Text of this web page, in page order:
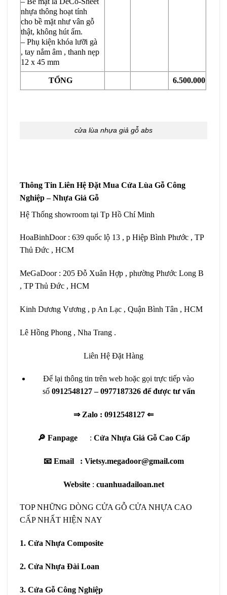
nhựa thông hoạt tính
cho bề mặt như vân gỗ
thật, không hút ẩm.
– Phụ kiện khóa lưỡi gà
, tay nắm âm , thanh nẹp
12 x 45 mm
TỔNG 6.500.000
cửa lùa nhựa giả gỗ abs
Thông Tin Liên Hệ Đặt Mua Cửa Lùa Gỗ Công
Nghiệp – Nhựa Giả Gỗ
Hệ Thống showroom tại Tp Hồ Chí Minh
HoaBinhDoor : 639 quốc lộ 13 , p Hiệp Bình Phước , TP
Thủ Đức , HCM
MeGaDoor : 205 Đỗ Xuân Hợp , phường Phước Long B
, TP Thủ Đức , HCM
Kinh Dương Vương , p An Lạc , Quận Bình Tân , HCM
Lê Hồng Phong , Nha Trang .
Liên Hệ Đặt Hàng
Để lại thông tin trên web hoặc gọi trực tiếp vào
số 0912548127 – 0977187326 để được tư vấn
⇒ Zalo : 0912548127 ⇐
🔎 Fanpage : Cửa Nhựa Giả Gỗ Cao Cấp
📧 Email : Vietsy.megadoor@gmail.com
Website: cuanhuadailoan.net
TOP NHỮNG DÒNG CỬA GỖ CỬA NHỰA CAO
CẤP NHẤT HIỆN NAY
1. Cửa Nhựa Composite
2. Cửa Nhựa Đài Loan
3. Cửa Gỗ Công Nghiệp